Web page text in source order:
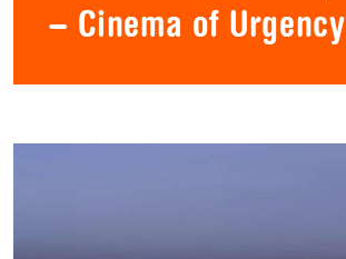
– Cinema of Urgency